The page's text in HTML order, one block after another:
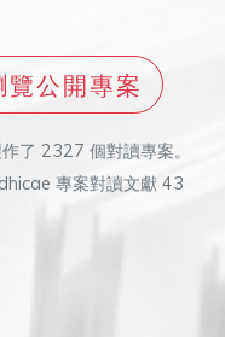
覽公開專案
了 2327 個對讀專案。
專案對讀文獻 43